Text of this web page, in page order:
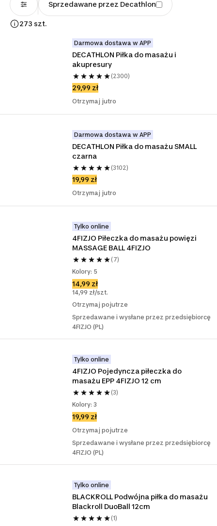
Sprzedawane przez Decathlon
273 szt.
Darmowa dostawa w APP
DECATHLON Piłka do masażu i
akupresury
(2300)
29,99 zł
Otrzymaj jutro
Darmowa dostawa w APP
DECATHLON Piłka do masażu SMALL
czarna
(3102)
19,99 zł
Otrzymaj jutro
Tylko online
4FIZJO Piłeczka do masażu powięzi
MASSAGE BALL 4FIZJO
(7)
Kolory: 5
14,99 zł
14,99 zł/szt.
Otrzymaj pojutrze
Sprzedawane i wysłane przez przedsiębiorcę
4FIZJO (PL)
Tylko online
4FIZJO Pojedyncza piłeczka do
masażu EPP 4FIZJO 12 cm
(3)
Kolory: 3
19,99 zł
Otrzymaj pojutrze
Sprzedawane i wysłane przez przedsiębiorcę
4FIZJO (PL)
Tylko online
BLACKROLL Podwójna piłka do masażu
Blackroll DuoBall 12cm
(1)